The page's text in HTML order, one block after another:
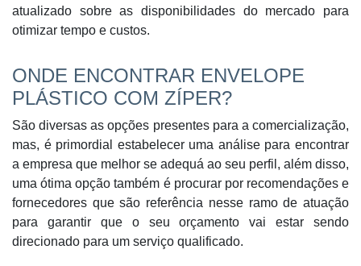
atualizado sobre as disponibilidades do mercado para
otimizar tempo e custos.
ONDE ENCONTRAR ENVELOPE
PLÁSTICO COM ZÍPER?
São diversas as opções presentes para a comercialização,
mas, é primordial estabelecer uma análise para encontrar
a empresa que melhor se adequá ao seu perfil, além disso,
uma ótima opção também é procurar por recomendações e
fornecedores que são referência nesse ramo de atuação
para garantir que o seu orçamento vai estar sendo
direcionado para um serviço qualificado.